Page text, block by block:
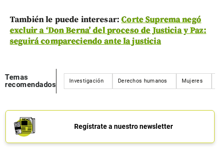
También le puede interesar:Corte Suprema negó
excluir a ‘Don Berna’ del proceso de Justicia y Paz:
seguirá compareciendo ante la justicia
Temas
recomendados
Investigación Derechos humanos Mujeres
Regístrate a nuestro newsletter